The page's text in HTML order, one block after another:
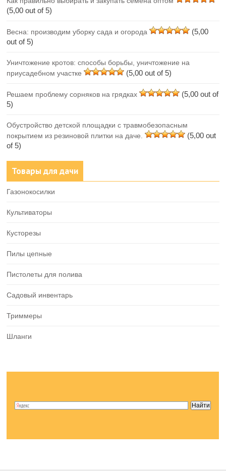
(5,00 out of 5)
Весна: производим уборку сада и огорода
(5,00
out of 5)
Уничтожение кротов: способы борьбы, уничтожение на
приусадебном участке
(5,00 out of 5)
Решаем проблему сорняков на грядках
(5,00 out of
5)
Обустройство детской площадки с травмобезопасным
покрытием из резиновой плитки на даче.
(5,00 out
of 5)
Товары для дачи
Газонокосилки
Культиваторы
Кусторезы
Пилы цепные
Пистолеты для полива
Садовый инвентарь
Триммеры
Шланги